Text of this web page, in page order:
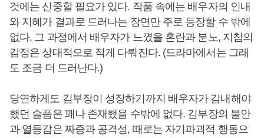
것에는 신중할 필요가 있다. 작품 속에는 배우자의 인내
와 지혜가 결과로 드러나는 장면만 주로 등장할 수 밖에
없다. 그 과정에서 배우자가 느꼈을 혼란과 분노, 지침의
감정은 상대적으로 적게 다뤄진다. (드라마에서는 그래
도 조금 더 드러난다.)
당연하게도 김부장이 성장하기까지 배우자가 감내해야
했던 슬픔은 꽤나 존재했을 수밖에 없다. 김부장의 불안
과 열등감은 짜증과 공격성, 때로는 자기파괴적 행동으